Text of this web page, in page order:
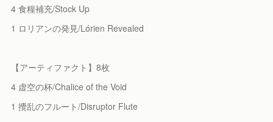
4 食糧補充/Stock Up
1 ロリアンの発見/Lórien Revealed
【アーティファクト】8枚
4 虚空の杯/Chalice of the Void
1 攪乱のフルート/Disruptor Flute